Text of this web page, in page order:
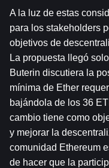
A la luz de estas
para los stakeholders
objetivos de
La propuesta llegó
Buterin discutiera la
mínima de Ether
bajándola de los 36
cambio tiene como
y mejorar la
comunidad Ethereum
de hacer que la